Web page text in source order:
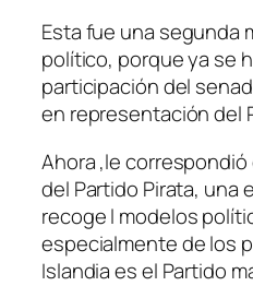
Esta fue una segunda
político, porque ya se
participación del
en representación del
Ahora ,le
del Partido Pirata, una
recoge l modelos
especialmente de los
Islandia es el Partido